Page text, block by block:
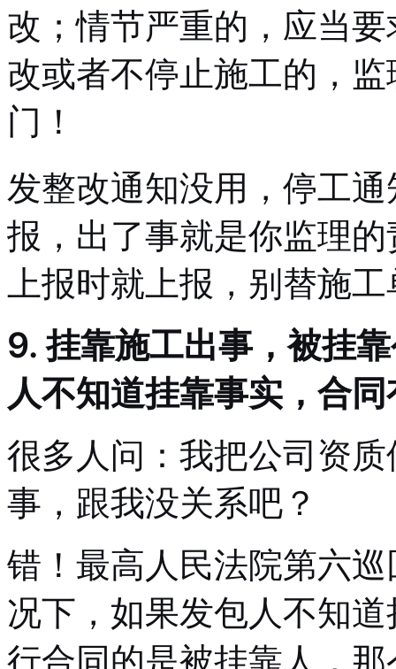
改；情节严重的，应当
改或者不停止施工的，
门！
发整改通知没用，停工
报，出了事就是你监理
上报时就上报，别替施
9. 挂靠施工出事，被挂
人不知道挂靠事实，合
很多人问：我把公司资
事，跟我没关系吧？
错！最高人民法院第六
况下，如果发包人不知
行合同的是被挂靠人，